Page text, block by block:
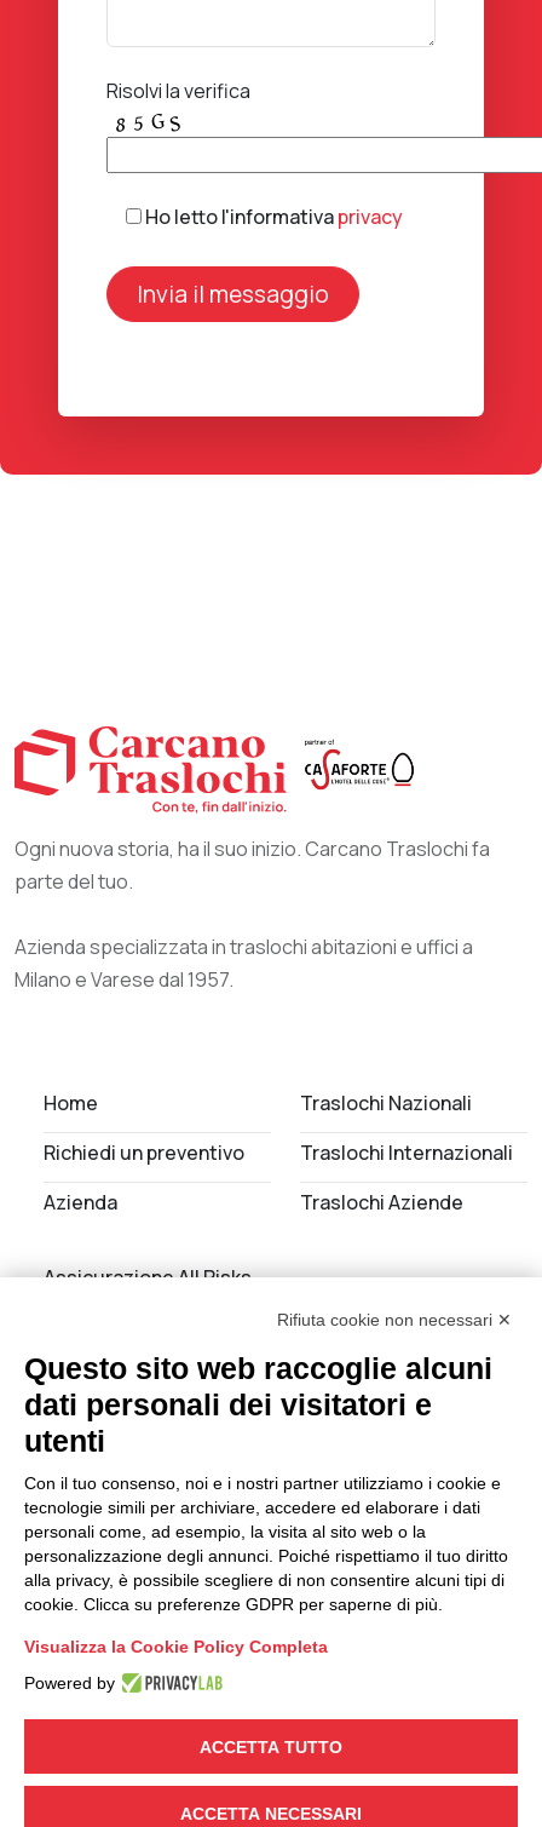
Risolvi la verifica
Ho letto l'informativaprivacy
Ogni nuova storia, ha il suo inizio. Carcano Traslochi fa
parte del tuo.
Azienda specializzata in traslochi abitazioni e uffici a
Milano e Varese dal 1957.
Home
Richiedi un preventivo
Azienda
Traslochi Nazionali
Traslochi Internazionali
Traslochi Aziende
Assicurazione All Risks
Servizi di deposito
Sede operativa Varese: Via
Laurana 12, 21100 Varese
Sede operativa Milano: Via
Alassio 10, 20156 Milano
© 2025 Carcano Traslochi S.r.l.
Privacy Policy
Rifiuta cookie non necessari ✕
Questo sito web raccoglie alcuni
dati personali dei visitatori e
utenti
Con il tuo consenso, noi e i nostri partner utilizziamo i cookie e
tecnologie simili per archiviare, accedere ed elaborare i dati
personali come, ad esempio, la visita al sito web o la
personalizzazione degli annunci. Poiché rispettiamo il tuo diritto
alla privacy, è possibile scegliere di non consentire alcuni tipi di
cookie. Clicca su preferenze GDPR per saperne di più.
Visualizza la Cookie Policy Completa
Powered by
ACCETTA TUTTO
ACCETTA NECESSARI